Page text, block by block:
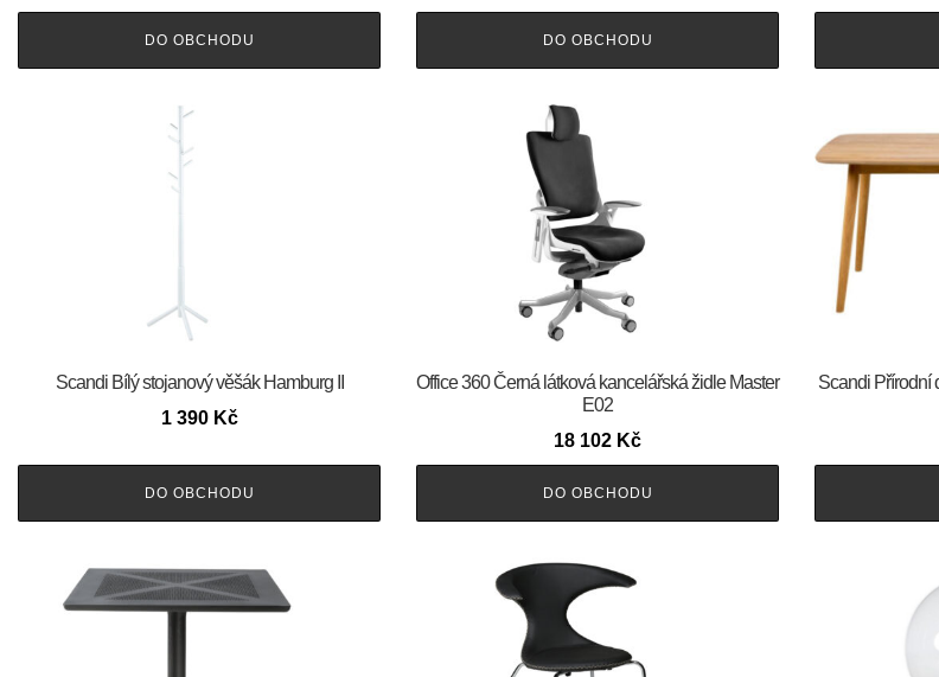
DO OBCHODU DO OBCHODU
Scandi Bílý stojanový věšák Hamburg II
1 390 Kč
DO OBCHODU
Office 360 Černá látková kancelářská židle Master
E02
18 102 Kč
DO OBCHODU
Scandi Přírodní